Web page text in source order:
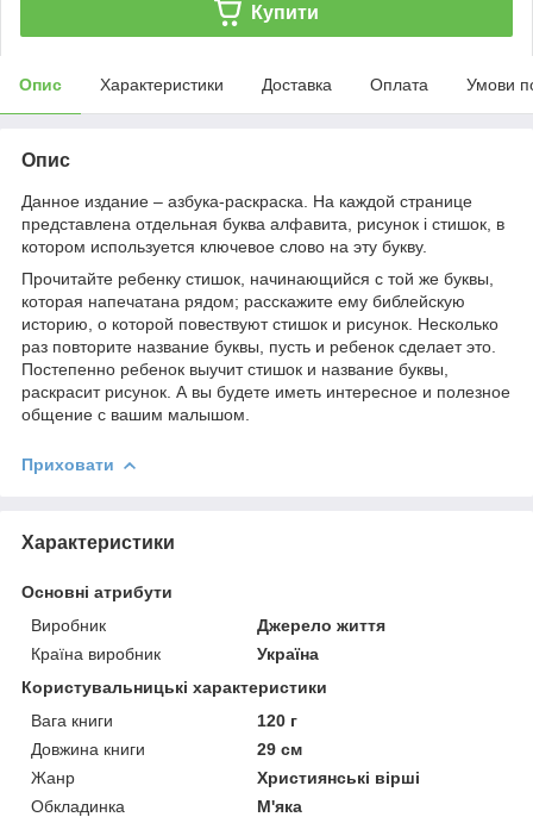
Купити
Опис Характеристики Доставка Оплата Умови
Опис
Данное издание – азбука-раскраска. На каждой странице
представлена отдельная буква алфавита, рисунок і стишок, в
котором используется ключевое слово на эту букву.
Прочитайте ребенку стишок, начинающийся с той же буквы,
которая напечатана рядом; расскажите ему библейскую
историю, о которой повествуют стишок и рисунок. Несколько
раз повторите название буквы, пусть и ребенок сделает это.
Постепенно ребенок выучит стишок и название буквы,
раскрасит рисунок. А вы будете иметь интересное и полезное
общение с вашим малышом.
Приховати
Характеристики
Основні атрибути
Виробник
Джерело життя
Країна виробник
Україна
Користувальницькі характеристики
Вага книги
120 г
Довжина книги
29 см
Жанр
Християнські вірші
Обкладинка
М'яка